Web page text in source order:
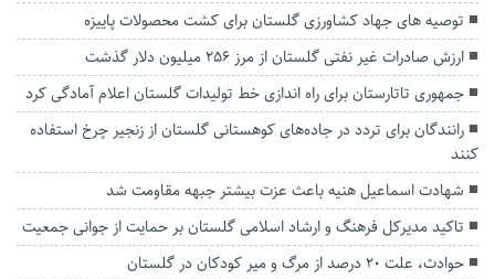
توصیه های جهاد کشاورزی گلستان برای کشت محصولات پاییزه
ارزش صادرات غیر نفتی گلستان از مرز ۲۵۶ میلیون دلار گذشت
جمهوری تاتارستان برای راه اندازی خط تولیدات گلستان اعلام آمادگی کرد
رانندگان برای تردد در جاده‌های کوهستانی گلستان از زنجیر چرخ استفاده
کنند
شهادت‌ اسماعیل هنیه باعث عزت بیشتر جبهه مقاومت شد
تاکید مدیرکل فرهنگ و ارشاد اسلامی گلستان بر حمایت از جوانی جمعیت
حوادث، علت ۲۰ درصد از مرگ‌ و‌ میر کودکان در گلستان